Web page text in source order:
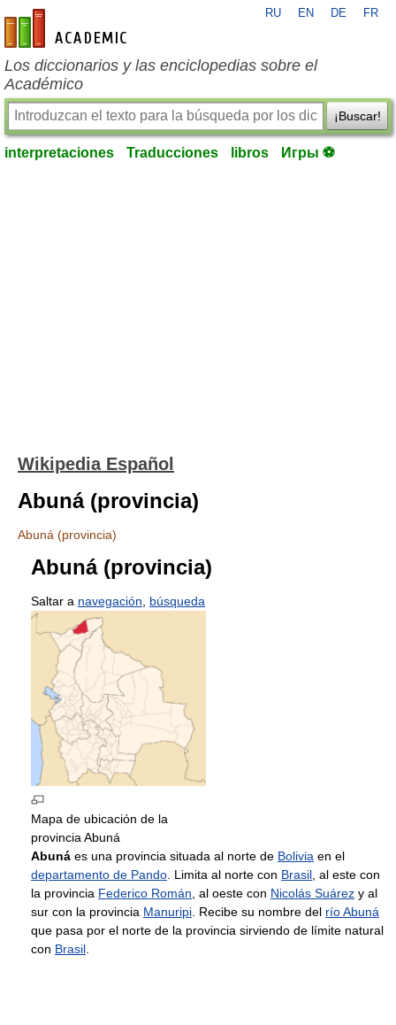
es-academic.com
RU EN DE FR
Los diccionarios y las enciclopedias sobre el
Académico
¡Buscar!
interpretaciones Traducciones libros Игры ⚽
Wikipedia Español
Abuná (provincia)
Abuná (provincia)
Abuná (provincia)
Saltar a navegación búsqueda
Mapa de ubicación de la
provincia Abuná
Abuná es una provincia situada al norte de Bolivia en el
departamento de Pando . Limita al norte con Brasil , al este con
la provincia Federico Román , al oeste con Nicolás Suárez y al
sur con la provincia Manuripi . Recibe su nombre del río Abuná
que pasa por el norte de la provincia sirviendo de límite natural
con Brasil